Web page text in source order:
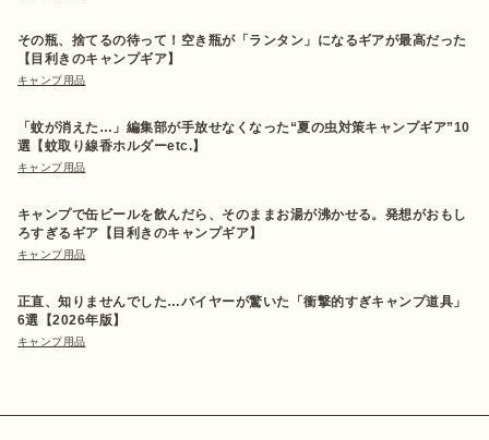
その瓶、捨てるの待って！空き瓶が「ランタン」になるギアが最高だった
【目利きのキャンプギア】
キャンプ用品
「蚊が消えた…」編集部が手放せなくなった“夏の虫対策キャンプギア”10
選【蚊取り線香ホルダーetc.】
キャンプ用品
キャンプで缶ビールを飲んだら、そのままお湯が沸かせる。発想がおもし
ろすぎるギア【目利きのキャンプギア】
キャンプ用品
正直、知りませんでした…バイヤーが驚いた「衝撃的すぎキャンプ道具」
6選【2026年版】
キャンプ用品